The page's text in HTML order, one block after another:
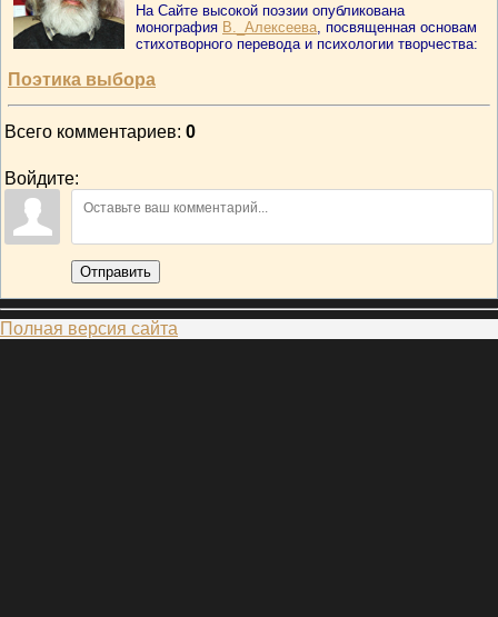
На Сайте высокой поэзии опубликована
монография В._Алексеева , посвященная основам
стихотворного перевода и психологии творчества:
Поэтика выбора
Всего комментариев: 0
Войдите:
Отправить
Полная версия сайта